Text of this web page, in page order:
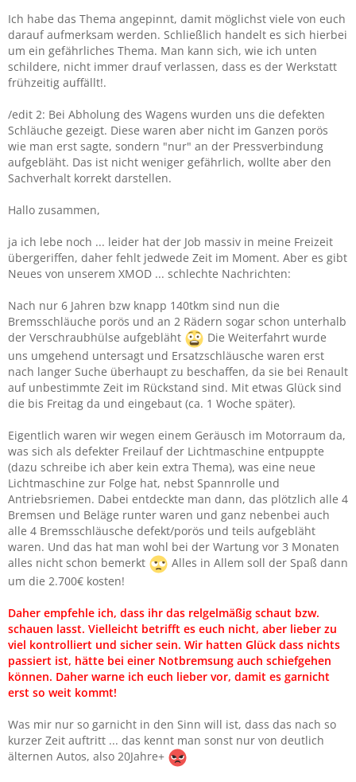
Ich habe das Thema angepinnt, damit möglichst viele von euch
darauf aufmerksam werden. Schließlich handelt es sich hierbei
um ein gefährliches Thema. Man kann sich, wie ich unten
schildere, nicht immer drauf verlassen, dass es der Werkstatt
frühzeitig auffällt!.
/edit 2: Bei Abholung des Wagens wurden uns die defekten
Schläuche gezeigt. Diese waren aber nicht im Ganzen porös
wie man erst sagte, sondern "nur" an der Pressverbindung
aufgebläht. Das ist nicht weniger gefährlich, wollte aber den
Sachverhalt korrekt darstellen.
Hallo zusammen,
ja ich lebe noch ... leider hat der Job massiv in meine Freizeit
übergeriffen, daher fehlt jedwede Zeit im Moment. Aber es gibt
Neues von unserem XMOD ... schlechte Nachrichten:
Nach nur 6 Jahren bzw knapp 140tkm sind nun die
Bremsschläuche porös und an 2 Rädern sogar schon unterhalb
der Verschraubhülse aufgebläht
Die Weiterfahrt wurde
uns umgehend untersagt und Ersatzschläusche waren erst
nach langer Suche überhaupt zu beschaffen, da sie bei Renault
auf unbestimmte Zeit im Rückstand sind. Mit etwas Glück sind
die bis Freitag da und eingebaut (ca. 1 Woche später).
Eigentlich waren wir wegen einem Geräusch im Motorraum da,
was sich als defekter Freilauf der Lichtmaschine entpuppte
(dazu schreibe ich aber kein extra Thema), was eine neue
Lichtmaschine zur Folge hat, nebst Spannrolle und
Antriebsriemen. Dabei entdeckte man dann, das plötzlich alle 4
Bremsen und Beläge runter waren und ganz nebenbei auch
alle 4 Bremsschläusche defekt/porös und teils aufgebläht
waren. Und das hat man wohl bei der Wartung vor 3 Monaten
alles nicht schon bemerkt
Alles in Allem soll der Spaß dann
um die 2.700€ kosten!
Daher empfehle ich, dass ihr das relgelmäßig schaut bzw.
schauen lasst. Vielleicht betrifft es euch nicht, aber lieber zu
viel kontrolliert und sicher sein. Wir hatten Glück dass nichts
passiert ist, hätte bei einer Notbremsung auch schiefgehen
können. Daher warne ich euch lieber vor, damit es garnicht
erst so weit kommt!
Was mir nur so garnicht in den Sinn will ist, dass das nach so
kurzer Zeit auftritt ... das kennt man sonst nur von deutlich
älternen Autos, also 20Jahre+